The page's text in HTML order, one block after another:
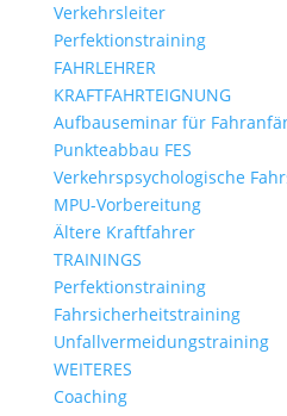
Verkehrsleiter
Perfektionstraining
FAHRLEHRER
KRAFTFAHRTEIGNUNG
Aufbauseminar für
Punkteabbau FES
Verkehrspsychologische
MPU-Vorbereitung
Ältere Kraftfahrer
TRAININGS
Perfektionstraining
Fahrsicherheitstraining
Unfallvermeidungstraining
WEITERES
Coaching